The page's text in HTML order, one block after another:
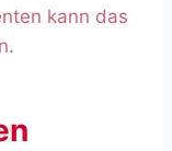
kann das